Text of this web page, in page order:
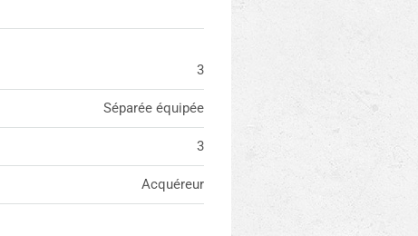
3
Séparée équipée
3
Acquéreur